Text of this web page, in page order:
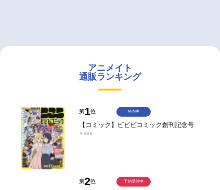
アニメイト
通販ランキング
第1位
【コミック】ビビビコミック創刊記念号
￥935
発売中
第2位 予約受付中